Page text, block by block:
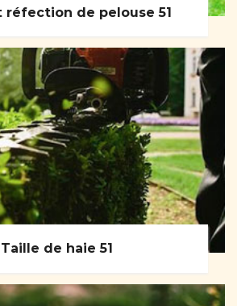
réfection de pelouse 51
Taille de haie 51